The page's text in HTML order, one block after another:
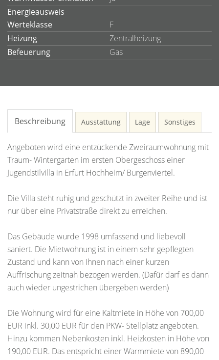
Energieausweis
Werteklasse
F
Heizung
Zentralheizung
Befeuerung
Gas
Beschreibung Ausstattung Lage Sonstiges
Angeboten wird eine entzückende Zweiraumwohnung mit
Traum- Wintergarten im ersten Obergeschoss einer
Jugendstilvilla in Erfurt Hochheim/ Burgenviertel.
Die Villa steht ruhig und geschützt in zweiter Reihe und ist
nur über eine Privatstraße direkt zu erreichen.
Das Gebäude wurde 1998 umfassend und liebevoll
saniert. Die Mietwohnung ist in einem sehr gepflegten
Zustand und kann von Ihnen nach einer kurzen
Auffrischung zeitnah bezogen werden. (Dafür darf es dann
auch wieder ungestrichen übergeben werden)
Die Wohnung wird für eine Kaltmiete in Höhe von 700,00
EUR inkl. 30,00 EUR für den PKW- Stellplatz angeboten.
Hinzu kommen Nebenkosten inkl. Heizkosten in Höhe von
190,00 EUR. Das entspricht einer Warmmiete von 890,00